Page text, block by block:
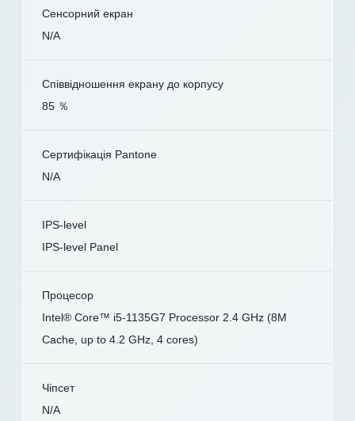
Сенсорний екран
N/A
Співвідношення екрану до корпусу
85 ％
Сертифікація Pantone
N/A
IPS-level
IPS-level Panel
Процесор
Intel® Core™ i5-1135G7 Processor 2.4 GHz (8M
Cache, up to 4.2 GHz, 4 cores)
Чіпсет
N/A